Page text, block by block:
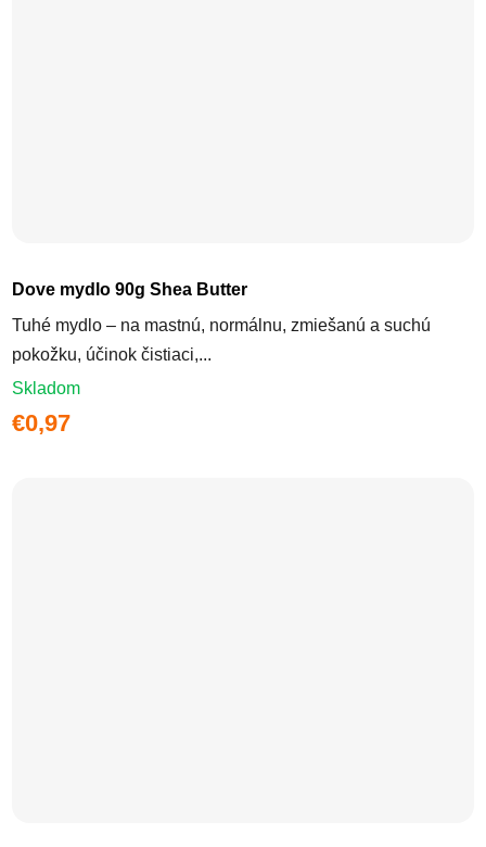
Dove mydlo 90g Shea Butter
Tuhé mydlo – na mastnú, normálnu, zmiešanú a suchú
pokožku, účinok čistiaci,...
Skladom
€0,97